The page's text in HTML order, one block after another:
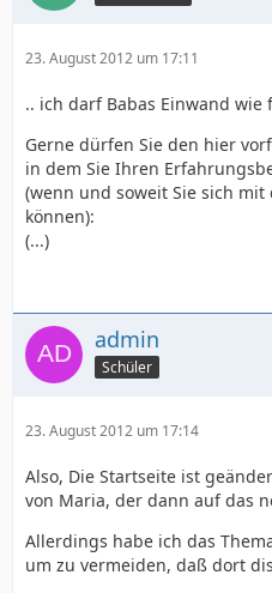
23. August 2012 um 17:11
.. ich darf Babas Einwand wie
Gerne dürfen Sie den hier
in dem Sie Ihren
(wenn und soweit Sie sich
können):
(...)
admin
Schüler
23. August 2012 um 17:14
Also, Die Startseite ist
von Maria, der dann auf das
Allerdings habe ich das
um zu vermeiden, daß dort